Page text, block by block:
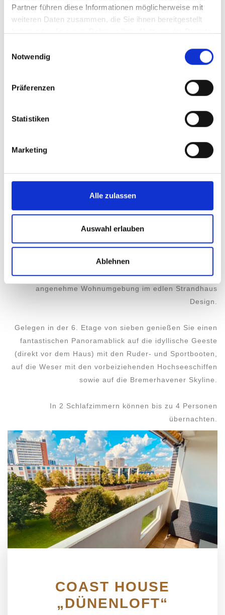
Partner führen diese Informationen möglicherweise mit
weiteren Daten zusammen, die Sie ihnen bereitgestellt
haben oder die sie im Rahmen Ihrer Nutzung der Dienste
Notwendig
Präferenzen
Statistiken
Marketing
Alle zulassen
Auswahl erlauben
Ablehnen
In unserer Themenwohnung RIVER DOCKS erleben Sie
geschmackvollen COAST HOUSE Komfort.
Die Ferienwohnung befindet sich im 5. Stock (von 7)
einer Apartmentanlage auf dem ehemaligen Gelände der
übernachten.
Für das Werft-Logo bedanken wir uns beim Historischen
Museum Bremerhaven.
Unsere Ferienwohnung „DÜNENLOFT“ bietet Ihnen eine
angenehme Wohnumgebung im edlen Strandhaus
Design.
Gelegen in der 6. Etage von sieben genießen Sie einen
fantastischen Panoramablick auf die idyllische Geeste
(direkt vor dem Haus) mit den Ruder- und Sportbooten,
auf die Weser mit den vorbeiziehenden Hochseeschiffen
sowie auf die Bremerhavener Skyline.
In 2 Schlafzimmern können bis zu 4 Personen
übernachten.
COAST HOUSE
„DÜNENLOFT“